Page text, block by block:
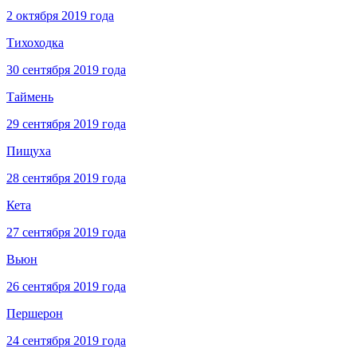
2 октября 2019 года
Тихоходка
30 сентября 2019 года
Таймень
29 сентября 2019 года
Пищуха
28 сентября 2019 года
Кета
27 сентября 2019 года
Вьюн
26 сентября 2019 года
Першерон
24 сентября 2019 года